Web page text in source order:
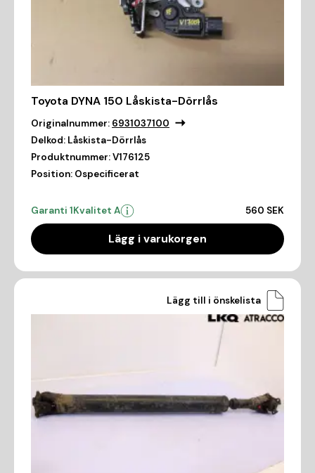
Toyota DYNA 150 Låskista-Dörrlås
Originalnummer: 6931037100
Delkod: Låskista-Dörrlås
Produktnummer:V176125
Position: Ospecificerat
Garanti 1Kvalitet A 560 SEK
Lägg i varukorgen
Lägg till i önskelista